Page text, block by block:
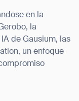
en la
la
de Gausium, las
un enfoque